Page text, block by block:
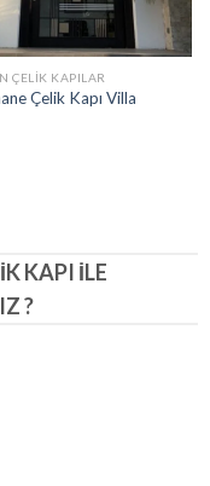
ÇELIK KAPILAR
Çelik Kapı Villa
KAPI İLE
?